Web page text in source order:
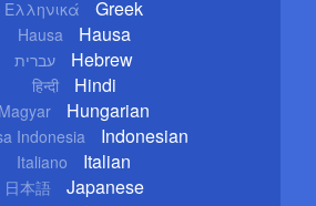
Ελληνικά Greek
Hausa Hausa
עברית Hebrew
हिन्दी Hindi
Magyar Hungarian
Indonesia Indonesian
Italiano Italian
日本語 Japanese